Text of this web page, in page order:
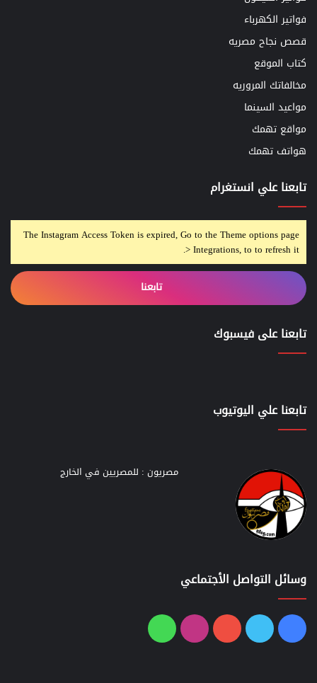
فواتير الكهرباء
قصص نجاح مصريه
كتاب الموقع
مخالفاتك المروريه
مواعيد السينما
مواقع تهمك
هواتف تهمك
تابعنا علي انستغرام
The Instagram Access Token is expired, Go to the Theme options page
> Integrations, to to refresh it.
تابعنا
تابعنا على فيسبوك
تابعنا علي اليوتيوب
مصريون : للمصريين في الخارج
وسائل التواصل الأجتماعي
فيسبوك
تويتر يوتيوبانستقرامواتساب